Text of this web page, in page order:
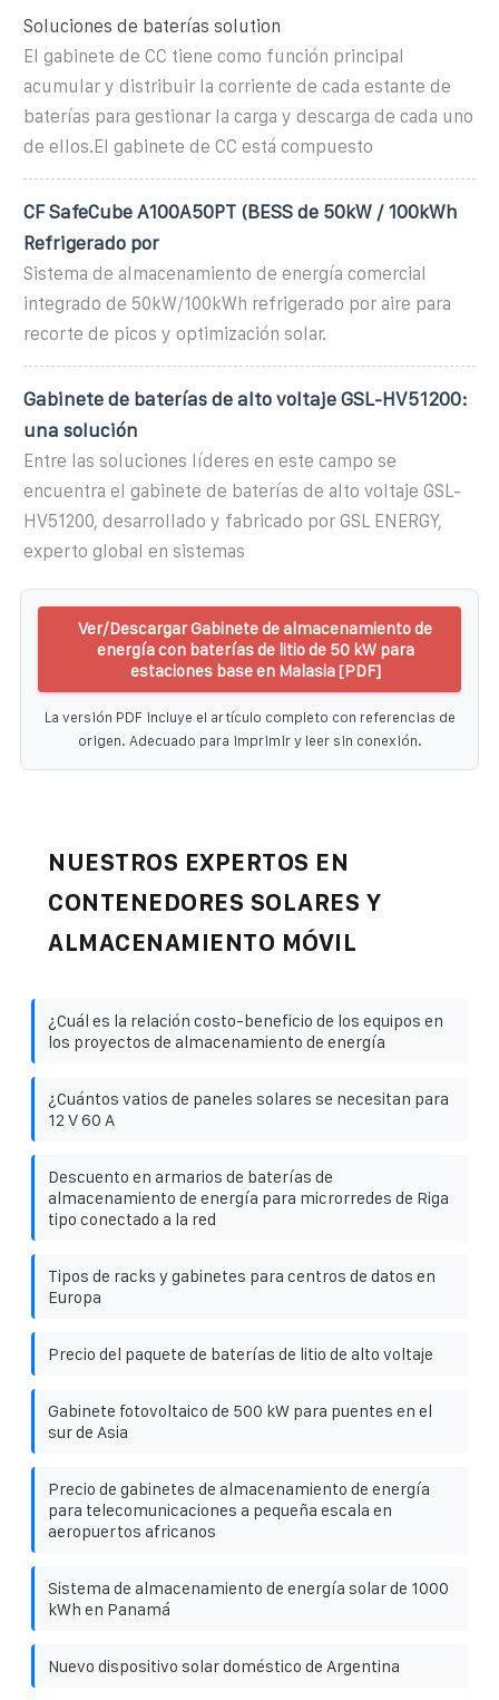
Soluciones de baterías solution
El gabinete de CC tiene como función principal
acumular y distribuir la corriente de cada estante de
baterías para gestionar la carga y descarga de cada uno
de ellos.El gabinete de CC está compuesto
CF SafeCube A100A50PT (BESS de 50kW / 100kWh
Refrigerado por
Sistema de almacenamiento de energía comercial
integrado de 50kW/100kWh refrigerado por aire para
recorte de picos y optimización solar.
Gabinete de baterías de alto voltaje GSL-HV51200:
una solución
Entre las soluciones líderes en este campo se
encuentra el gabinete de baterías de alto voltaje GSL-
HV51200, desarrollado y fabricado por GSL ENERGY,
experto global en sistemas
Ver/Descargar Gabinete de almacenamiento de
energía con baterías de litio de 50 kW para
estaciones base en Malasia [PDF]
La versión PDF incluye el artículo completo con referencias de
origen. Adecuado para imprimir y leer sin conexión.
NUESTROS EXPERTOS EN
CONTENEDORES SOLARES Y
ALMACENAMIENTO MÓVIL
¿Cuál es la relación costo-beneficio de los equipos en
los proyectos de almacenamiento de energía
¿Cuántos vatios de paneles solares se necesitan para
12 V 60 A
Descuento en armarios de baterías de
almacenamiento de energía para microrredes de Riga
tipo conectado a la red
Tipos de racks y gabinetes para centros de datos en
Europa
Precio del paquete de baterías de litio de alto voltaje
Gabinete fotovoltaico de 500 kW para puentes en el
sur de Asia
Precio de gabinetes de almacenamiento de energía
para telecomunicaciones a pequeña escala en
aeropuertos africanos
Sistema de almacenamiento de energía solar de 1000
kWh en Panamá
Nuevo dispositivo solar doméstico de Argentina